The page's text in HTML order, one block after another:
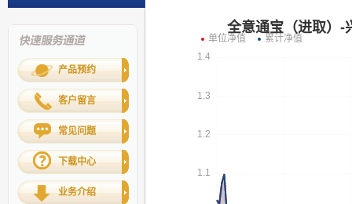
产品预约
客户留言
常见问题
下载中心
业务介绍